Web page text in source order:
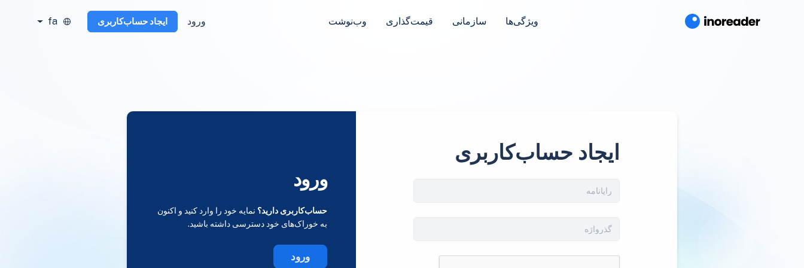
ویژگی‌ها سازمانی قیمت‌گذاری وب‌نوشت ورود ایجاد حساب‌کاربری fa
ایجاد حساب‌کاربری
ورود
حساب‌کاربری دارید؟ نمایه خود را وارد کنید و اکنون
به خوراک‌های خود دسترسی داشته باشید.
ورود